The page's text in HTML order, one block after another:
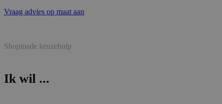
Vraag advies op maat aan
Shopmade keuzehulp
Ik wil ...